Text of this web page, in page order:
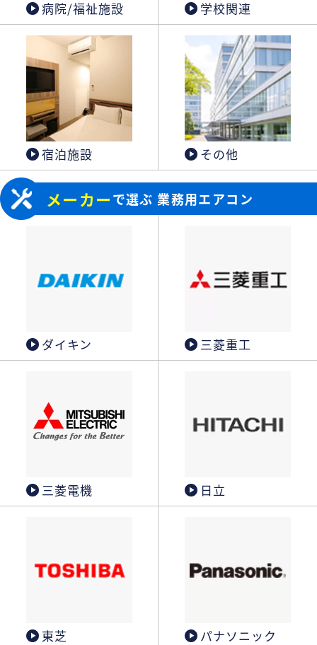
病院/福祉施設 学校関連
宿泊施設 その他
メーカーで選ぶ 業務用エアコン
ダイキン 三菱重工
三菱電機 日立
東芝 パナソニック